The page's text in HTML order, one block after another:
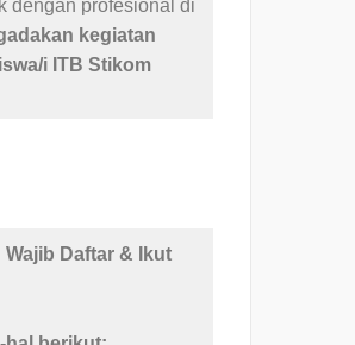
dengan profesional di
kegiatan
i ITB Stikom
Wajib Daftar & Ikut